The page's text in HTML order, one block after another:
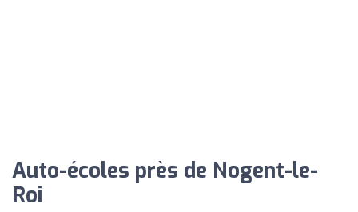
Auto-écoles près de Nogent-le-
Roi